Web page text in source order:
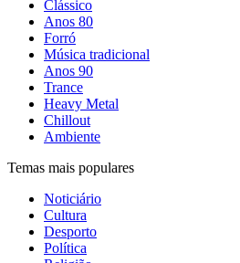
Clássico
Anos 80
Forró
Música tradicional
Anos 90
Trance
Heavy Metal
Chillout
Ambiente
Temas mais populares
Noticiário
Cultura
Desporto
Política